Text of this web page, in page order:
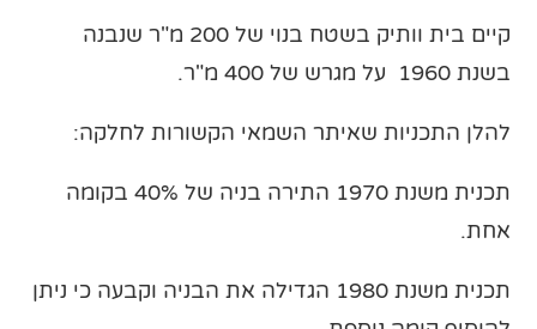
קיים בית וותיק בשטח בנוי של 200 מ"ר שנבנה
בשנת 1960 על מגרש של 400 מ"ר.
להלן התכניות שאיתר השמאי הקשורות לחלקה:
תכנית משנת 1970 התירה בניה של 40% בקומה
אחת.
תכנית משנת 1980 הגדילה את הבניה וקבעה כי ניתן